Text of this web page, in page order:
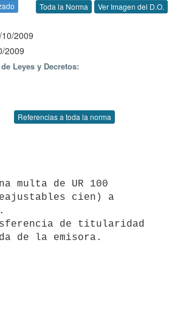
Toda la Norma Ver Imagen del D.O.
2009
2009
Leyes y Decretos:
Referencias a toda la norma
cien) a
de titularidad